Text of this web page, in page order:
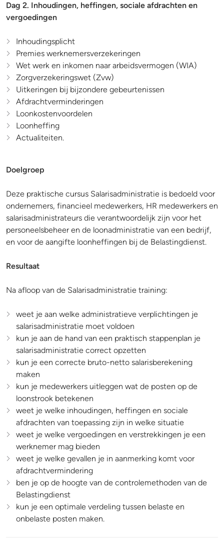
Dag 2. Inhoudingen, heffingen, sociale afdrachten en
vergoedingen
Inhoudingsplicht
Premies werknemersverzekeringen
Wet werk en inkomen naar arbeidsvermogen (WIA)
Zorgverzekeringswet (Zvw)
Uitkeringen bij bijzondere gebeurtenissen
Afdrachtverminderingen
Loonkostenvoordelen
Loonheffing
Actualiteiten.
Doelgroep
Deze praktische cursus Salarisadministratie is bedoeld voor
ondernemers, financieel medewerkers, HR medewerkers en
salarisadministrateurs die verantwoordelijk zijn voor het
personeelsbeheer en de loonadministratie van een bedrijf,
en voor de aangifte loonheffingen bij de Belastingdienst.
Resultaat
Na afloop van de Salarisadministratie training:
weet je aan welke administratieve verplichtingen je
salarisadministratie moet voldoen
kun je aan de hand van een praktisch stappenplan je
salarisadministratie correct opzetten
kun je een correcte bruto-netto salarisberekening
maken
kun je medewerkers uitleggen wat de posten op de
loonstrook betekenen
weet je welke inhoudingen, heffingen en sociale
afdrachten van toepassing zijn in welke situatie
weet je welke vergoedingen en verstrekkingen je een
werknemer mag bieden
weet je welke gevallen je in aanmerking komt voor
afdrachtvermindering
ben je op de hoogte van de controlemethoden van de
Belastingdienst
kun je een optimale verdeling tussen belaste en
onbelaste posten maken.